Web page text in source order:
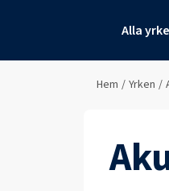
Alla
Hem / Yrken /